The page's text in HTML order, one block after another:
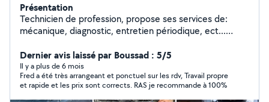
Présentation
Technicien de profession, propose ses services de:
mécanique, diagnostic, entretien périodique, ect...
réparation, si je ne vous réponds pas sur l'application.
Merci
Dernier avis laissé par Boussad : 5/5
Il y a plus de 6 mois
Fred a été très arrangeant et ponctuel sur les rdv, Travail propre
et rapide et les prix sont corrects. RAS je recommande à 100%